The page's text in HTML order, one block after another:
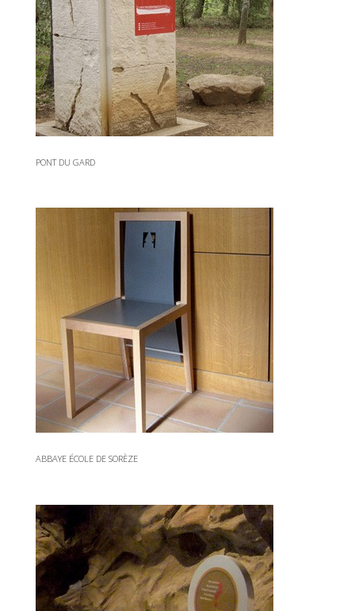
PONT DU GARD
ABBAYE ÉCOLE DE SORÈZE